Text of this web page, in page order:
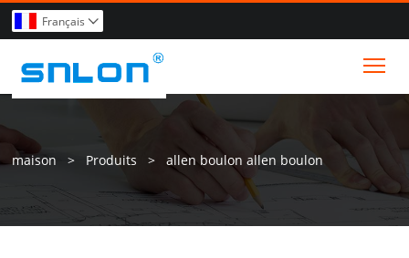
Français 
maison > Produits > allen boulon allen boulon